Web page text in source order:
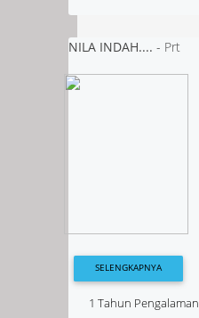
NILA INDAH.... - Prt
SELENGKAPNYA
1 Tahun Pengalaman